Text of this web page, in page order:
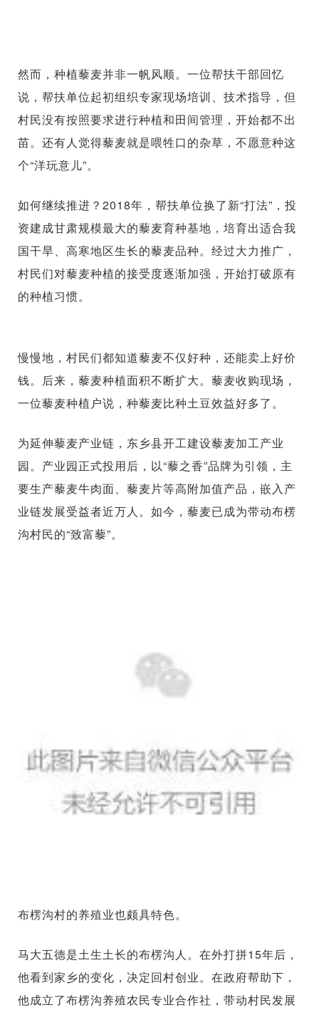
然而，种植藜麦并非一帆风顺。一位帮扶干部回忆
说，帮扶单位起初组织专家现场培训、技术指导，但
村民没有按照要求进行种植和田间管理，开始都不出
苗。还有人觉得藜麦就是喂牲口的杂草，不愿意种这
个“洋玩意儿”。
如何继续推进？2018年，帮扶单位换了新“打法”，投
资建成甘肃规模最大的藜麦育种基地，培育出适合我
国干旱、高寒地区生长的藜麦品种。经过大力推广，
村民们对藜麦种植的接受度逐渐加强，开始打破原有
的种植习惯。
慢慢地，村民们都知道藜麦不仅好种，还能卖上好价
钱。后来，藜麦种植面积不断扩大。藜麦收购现场，
一位藜麦种植户说，种藜麦比种土豆效益好多了。
为延伸藜麦产业链，东乡县开工建设藜麦加工产业
园。产业园正式投用后，以“藜之香”品牌为引领，主
要生产藜麦牛肉面、藜麦片等高附加值产品，嵌入产
业链发展受益者近万人。如今，藜麦已成为带动布楞
沟村民的“致富藜”。
布楞沟村的养殖业也颇具特色。
马大五德是土生土长的布楞沟人。在外打拼15年后，
他看到家乡的变化，决定回村创业。在政府帮助下，
他成立了布楞沟养殖农民专业合作社，带动村民发展